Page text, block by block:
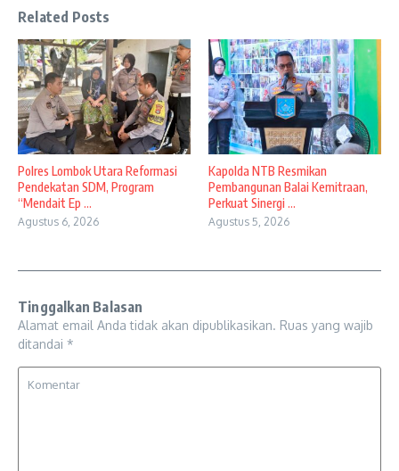
Related Posts
Polres Lombok Utara Reformasi
Pendekatan SDM, Program
“Mendait Ep ...
Agustus 6, 2026
Kapolda NTB Resmikan
Pembangunan Balai Kemitraan,
Perkuat Sinergi ...
Agustus 5, 2026
Tinggalkan Balasan
Alamat email Anda tidak akan dipublikasikan. Ruas yang wajib
ditandai *